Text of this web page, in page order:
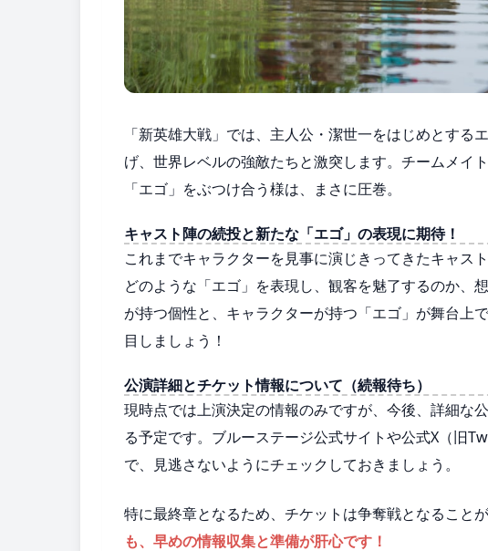
「新英雄大戦」では、主人公・潔世一をはじめとす
げ、世界レベルの強敵たちと激突します。チームメイ
「エゴ」をぶつけ合う様は、まさに圧巻。
キャスト陣の続投と新たな「エゴ」の表現に期待！
これまでキャラクターを見事に演じきってきたキャス
どのような「エゴ」を表現し、観客を魅了するのか、
が持つ個性と、キャラクターが持つ「エゴ」が舞台上
目しましょう！
公演詳細とチケット情報について（続報待ち）
現時点では上演決定の情報のみですが、今後、詳細な
る予定です。ブルーステージ公式サイトや公式X（旧
で、見逃さないようにチェックしておきましょう。
特に最終章となるため、チケットは争奪戦となることが
も、早めの情報収集と準備が肝心です！